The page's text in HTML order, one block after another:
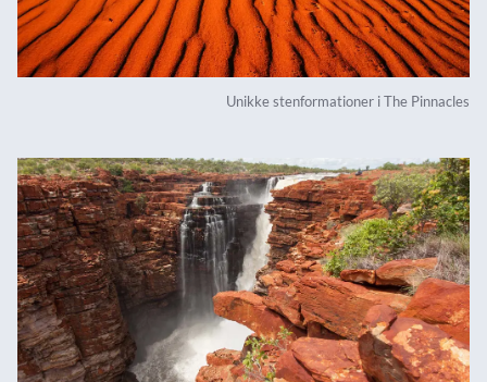
Unikke stenformationer i The Pinnacles